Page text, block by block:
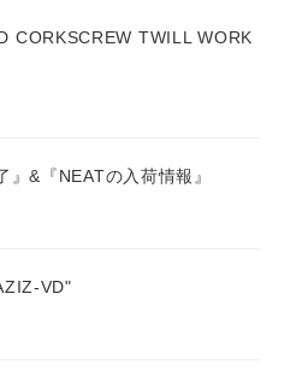
CORKSCREW TWILL WORK
』&『NEATの入荷情報』
VD"